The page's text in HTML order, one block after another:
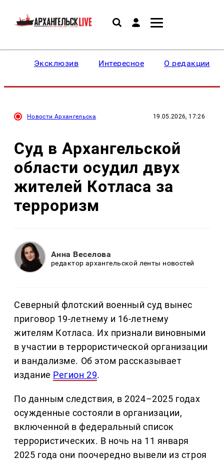
Эксклюзив Интересное О редакции
Новости Архангельска 19.05.2026, 17:26
Суд в Архангельской
области осудил двух
жителей Котласа за
терроризм
Анна Веселова
редактор архангельской ленты новостей
Северный флотский военный суд вынес
приговор 19-летнему и 16-летнему
жителям Котласа. Их признали виновными
в участии в террористической организации
и вандализме. Об этом рассказывает
издание Регион 29.
По данным следствия, в 2024–2025 годах
осужденные состояли в организации,
включенной в федеральный список
террористических. В ночь на 11 января
2025 года они поочередно вывели из строя